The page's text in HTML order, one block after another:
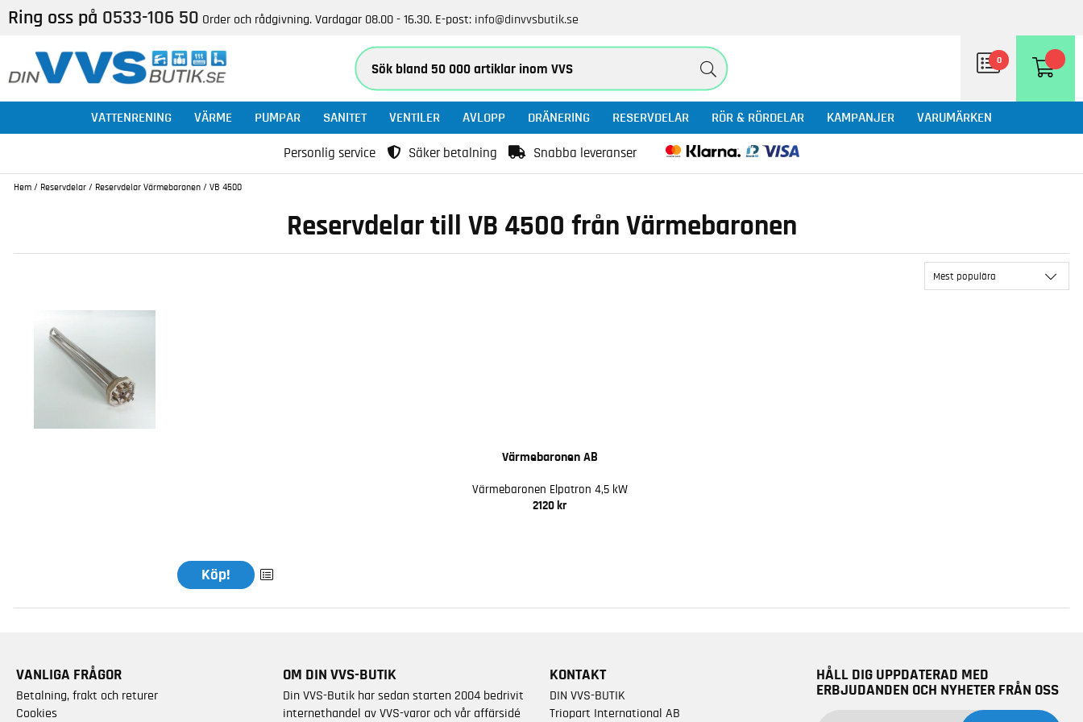
Ring oss på 0533-106 50 Order och rådgivning. Vardagar 08.00 - 16.30. E-post: info@dinvvsbutik.se
0
VATTENRENING VÄRME PUMPAR SANITET VENTILER AVLOPP DRÄNERING RESERVDELAR RÖR & RÖRDELAR KAMPANJER VARUMÄRKEN
Personlig service Säker betalning Snabba leveranser
Hem / Reservdelar / Reservdelar Värmebaronen / VB 4500
Reservdelar till VB 4500 från Värmebaronen
Mest populära
Värmebaronen AB
Värmebaronen Elpatron 4,5 kW
2120 kr
Köp!
VANLIGA FRÅGOR
Betalning, frakt och returer
Cookies
OM DIN VVS-BUTIK
Din VVS-Butik har sedan starten 2004 bedrivit
internethandel av VVS-varor och vår affärsidé
KONTAKT
DIN VVS-BUTIK
Triopart International AB
HÅLL DIG UPPDATERAD MED
ERBJUDANDEN OCH NYHETER FRÅN OSS